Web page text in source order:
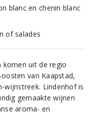
blanc en chenin blanc
of salades
komen uit de regio
van Kaapstad,
wijnstreek. Lindenhof is
gemaakte wijnen
aroma- en